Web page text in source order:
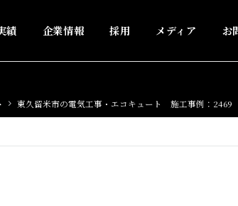
績 企業情報 採用 メディア お
東久留米市の電気工事・エコキュート 施工事例：2469